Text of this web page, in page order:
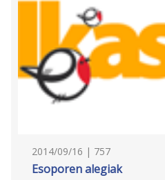
2014/09/16 | 757
Esoporen alegiak